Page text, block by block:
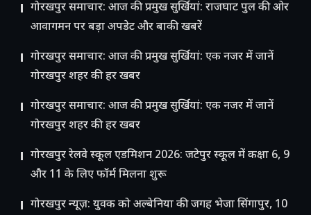
गोरखपुर समाचार: आज की प्रमुख सुर्खियां: राजघाट पुल की ओर
आवागमन पर बड़ा अपडेट और बाकी खबरें
गोरखपुर समाचार: आज की प्रमुख सुर्खियां: एक नजर में जानें
गोरखपुर शहर की हर खबर
गोरखपुर समाचार: आज की प्रमुख सुर्खियां: एक नजर में जानें
गोरखपुर शहर की हर खबर
गोरखपुर रेलवे स्कूल एडमिशन 2026: जटेपुर स्कूल में कक्षा 6, 9
और 11 के लिए फॉर्म मिलना शुरू
गोरखपुर न्यूज़: युवक को अल्बेनिया की जगह भेजा सिंगापुर, 10